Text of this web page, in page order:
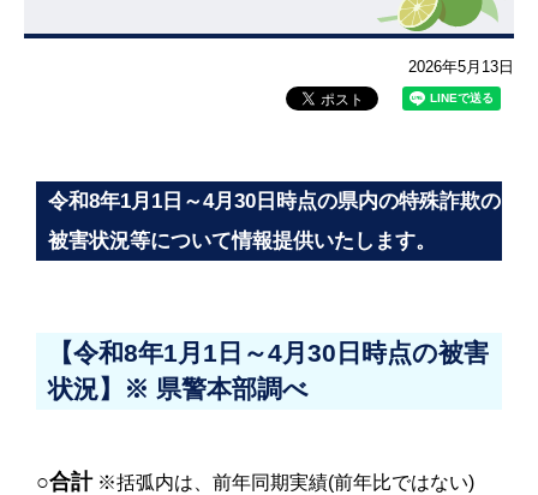
2026年5月13日
令和8年1月1日～4月30日時点の県内の特殊詐欺の
被害状況等について情報提供いたします。
【令和8年1月1日～4月30日時点の被害
状況】※ 県警本部調べ
○合計※括弧内は、前年同期実績(前年比ではない)